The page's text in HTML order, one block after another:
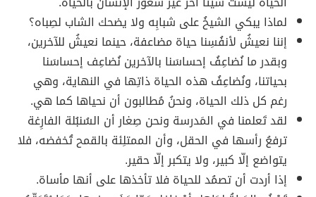
لماذا يبكي الشيخُ على شبابِه ولا يضحك الشاب لصِباه؟
إننا نعيشُ لأنفُسِنا حياة مضاعفة، حينما نعيشُ للآخرين،
وبقدر ما نُضاعِفُ إحساسَنا بالآخرين نُضاعِف إحساسَنا
بحياتنا، ونُضاعِفُ هذه الحياة ذاتِها في النهاية، وهي
رغم كل ذلك الحياة، ونحنُ مُطالبون أن نحياها كما هي.
لقد تَعلمنا في المَدرسة ونحن صِغار أن السُنبُلة الفارِغة
ترفعُ رأسها في الحقل، وأن الممتلِئة بالقمح تُخفضه، فلا
يتواضع إلّا كبير، ولا يتكبر إلّا حقير.
إذا أردت أن تصمُد للحياة فلا تأخذها على أنها مأساة.